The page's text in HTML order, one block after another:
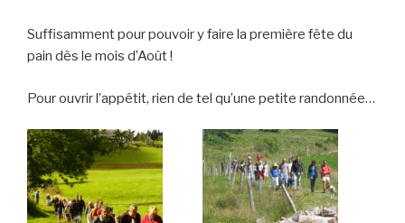
Suffisamment pour pouvoir y faire la première fête du
pain dès le mois d’Août !
Pour ouvrir l’appétit, rien de tel qu’une petite randonnée…